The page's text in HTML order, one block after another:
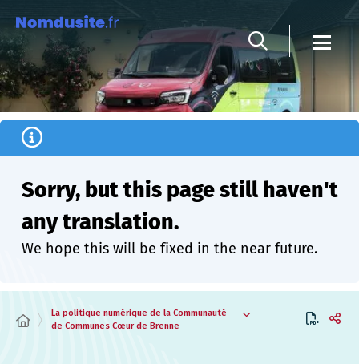
Sorry, but this page still haven't
any translation.
We hope this will be fixed in the near future.
La politique numérique de la Communauté
de Communes Cœur de Brenne